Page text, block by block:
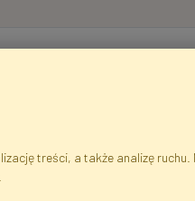
treści, a także analizę ruchu.